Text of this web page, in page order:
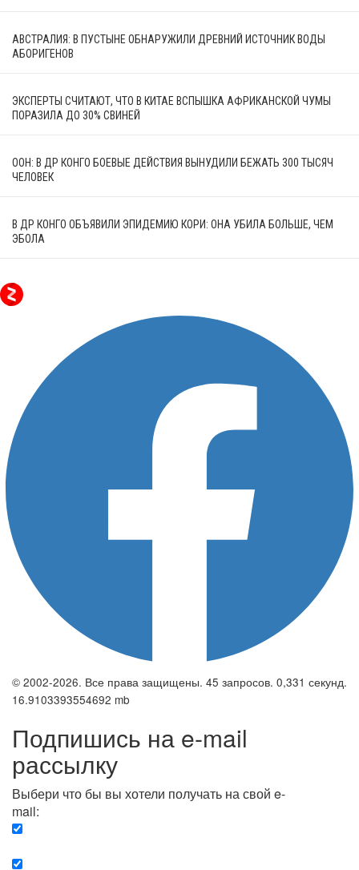
АВСТРАЛИЯ: В ПУСТЫНЕ ОБНАРУЖИЛИ ДРЕВНИЙ ИСТОЧНИК ВОДЫ
АБОРИГЕНОВ
ЭКСПЕРТЫ СЧИТАЮТ, ЧТО В КИТАЕ ВСПЫШКА АФРИКАНСКОЙ ЧУМЫ
ПОРАЗИЛА ДО 30% СВИНЕЙ
ООН: В ДР КОНГО БОЕВЫЕ ДЕЙСТВИЯ ВЫНУДИЛИ БЕЖАТЬ 300 ТЫСЯЧ
ЧЕЛОВЕК
В ДР КОНГО ОБЪЯВИЛИ ЭПИДЕМИЮ КОРИ: ОНА УБИЛА БОЛЬШЕ, ЧЕМ
ЭБОЛА
© 2002-2026. Все права защищены. 45 запросов. 0,331 секунд.
16.9103393554692 mb
Подпишись на e-mail
рассылку
Выбери что бы вы хотели получать на свой e-
mail: